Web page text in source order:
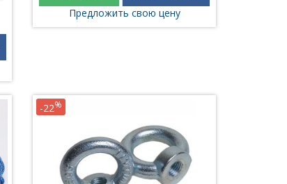
Предложить свою цену
-22%